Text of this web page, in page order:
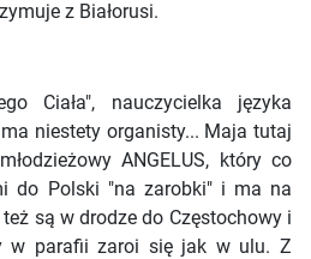
z Białorusi.
Ciała", nauczycielka języka
niestety organisty... Maja tutaj
ANGELUS, który co
do Polski "na zarobki" i ma na
są w drodze do Częstochowy i
w parafii zaroi się jak w ulu. Z